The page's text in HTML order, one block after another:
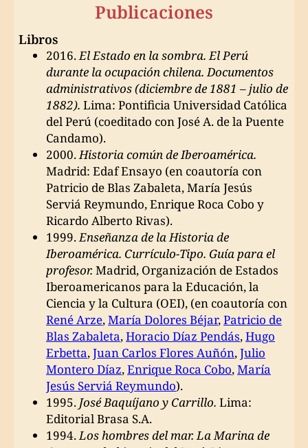
Publicaciones
Libros
2016.El Estado en la sombra. El Perú
durante la ocupación chilena. Documentos
administrativos (diciembre de 1881 – julio de
1882).Lima: Pontificia Universidad Católica
del Perú (coeditado con José A. de la Puente
Candamo).
2000.Historia común de Iberoamérica.
Madrid: Edaf Ensayo (en coautoría con
Patricio de Blas Zabaleta, María Jesús
Serviá Reymundo, Enrique Roca Cobo y
Ricardo Alberto Rivas).
1999.Enseñanza de la Historia de
Iberoamérica. Currículo-Tipo. Guía para el
profesor.Madrid, Organización de Estados
Iberoamericanos para la Educación, la
Ciencia y la Cultura (OEI), (en coautoría con
René Arze,María Dolores Béjar,Patricio de
Blas Zabaleta,Horacio Díaz Pendás,Hugo
Erbetta,Juan Carlos Flores Auñón,Julio
Montero Díaz,Enrique Roca Cobo,María
Jesús Serviá Reymundo).
1995. José Baquíjano y Carrillo. Lima:
Editorial Brasa S.A.
1994.Los hombres del mar. La Marina de